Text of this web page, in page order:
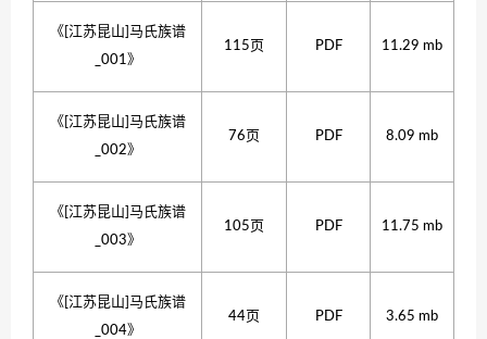
《[江苏昆山]马氏族谱
_001》
115页 PDF 11.29 mb
《[江苏昆山]马氏族谱
_002》
76页 PDF 8.09 mb
《[江苏昆山]马氏族谱
_003》
105页 PDF 11.75 mb
《[江苏昆山]马氏族谱
_004》
44页 PDF 3.65 mb